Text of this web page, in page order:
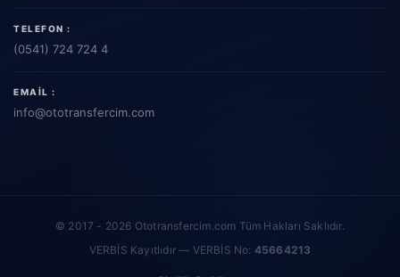
TELEFON :
(0541) 724 724 4
EMAIL :
info@ototransfercim.com
© 2017 - 2026 Ototransfercim.com Tüm Hakları Saklıdır.
VERBİS Kayıtlıdır — VERBİS No: 45664213